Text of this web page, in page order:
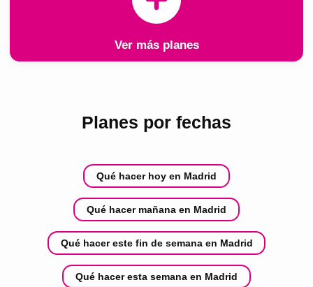
Ver más planes
Planes por fechas
Qué hacer hoy en Madrid
Qué hacer mañana en Madrid
Qué hacer este fin de semana en Madrid
Qué hacer esta semana en Madrid